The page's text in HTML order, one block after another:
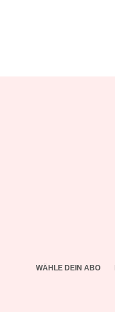
WÄHLE DEIN ABO